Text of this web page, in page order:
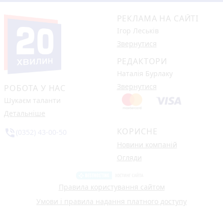
РОБОТА У НАС
Шукаєм таланти
Детальніше
РЕКЛАМА НА САЙТІ
Ігор Леськів
Звернутися
РЕДАКТОРИ
Наталія Бурлаку
Звернутися
КОРИСНЕ
Новини компаній
Огляди
Правила користування сайтом
Умови і правила надання платного доступу